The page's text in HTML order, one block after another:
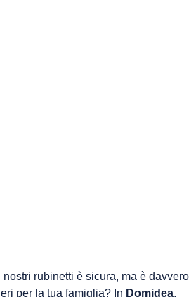
rubinetti è sicura, ma è davvero
per la tua famiglia? In Domidea,